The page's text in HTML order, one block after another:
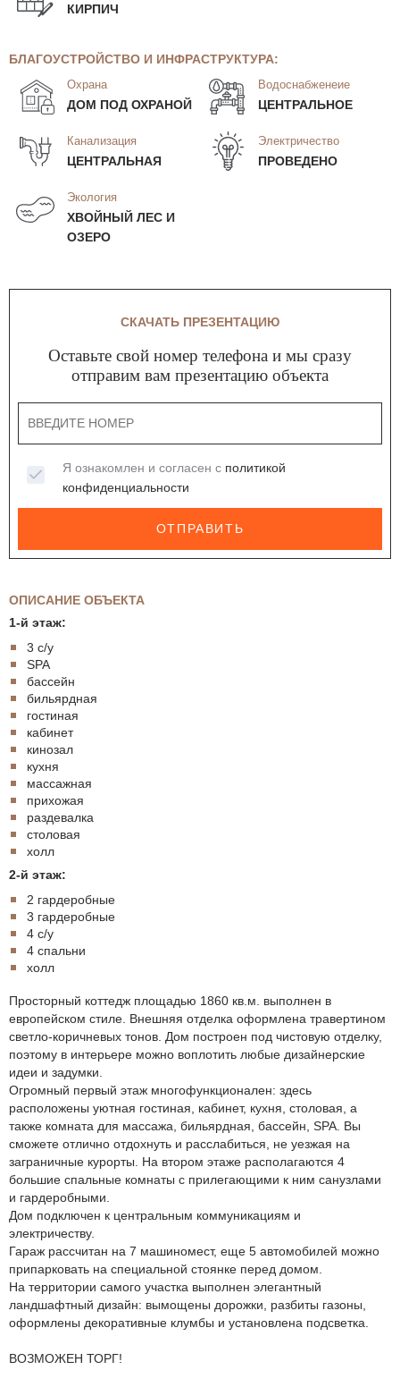
КИРПИЧ
БЛАГОУСТРОЙСТВО И ИНФРАСТРУКТУРА:
Охрана
ДОМ ПОД ОХРАНОЙ
Водоснабженеие
ЦЕНТРАЛЬНОЕ
Канализация
ЦЕНТРАЛЬНАЯ
Электричество
ПРОВЕДЕНО
Экология
ХВОЙНЫЙ ЛЕС И
ОЗЕРО
ОПИСАНИЕ ОБЪЕКТА
1-й этаж:
3 с/у
SPA
бассейн
бильярдная
гостиная
кабинет
кинозал
кухня
массажная
прихожая
раздевалка
столовая
холл
2-й этаж:
2 гардеробные
3 гардеробные
4 с/у
4 спальни
холл
Просторный коттедж площадью 1860 кв.м. выполнен в
европейском стиле. Внешняя отделка оформлена травертином
светло-коричневых тонов. Дом построен под чистовую отделку,
поэтому в интерьере можно воплотить любые дизайнерские
идеи и задумки.
Огромный первый этаж многофункционален: здесь
расположены уютная гостиная, кабинет, кухня, столовая, а
также комната для массажа, бильярдная, бассейн, SPA. Вы
сможете отлично отдохнуть и расслабиться, не уезжая на
заграничные курорты. На втором этаже располагаются 4
большие спальные комнаты с прилегающими к ним санузлами
и гардеробными.
Дом подключен к центральным коммуникациям и
электричеству.
Гараж рассчитан на 7 машиномест, еще 5 автомобилей можно
припарковать на специальной стоянке перед домом.
На территории самого участка выполнен элегантный
ландшафтный дизайн: вымощены дорожки, разбиты газоны,
оформлены декоративные клумбы и установлена подсветка.
ВОЗМОЖЕН ТОРГ!
СКАЧАТЬ ПРЕЗЕНТАЦИЮ
Оставьте свой номер телефона и мы сразу
отправим вам презентацию объекта
Я ознакомлен и согласен с политикой
конфиденциальности
ОТПРАВИТЬ